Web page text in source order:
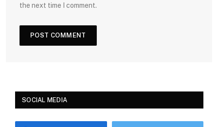
the next time I comment.
SOCIAL MEDIA